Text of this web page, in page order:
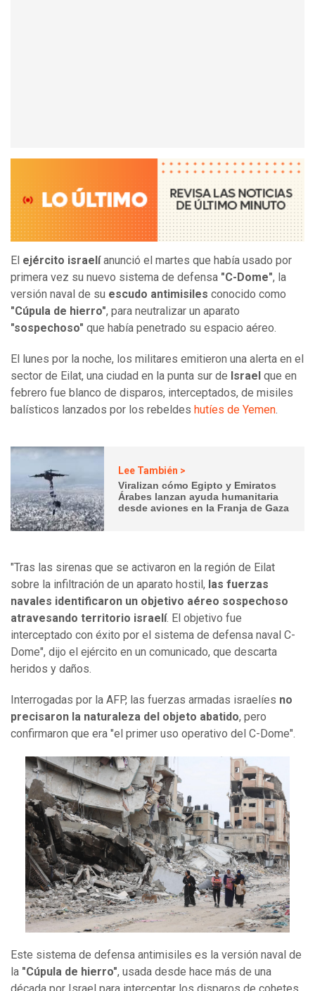
El ejército israelíanunció el martes que había usado por
primera vez su nuevo sistema de defensa "C-Dome", la
versión naval de su escudo antimisiles conocido como
"Cúpula de hierro", para neutralizar un aparato
"sospechoso" que había penetrado su espacio aéreo.
El lunes por la noche, los militares emitieron una alerta en el
sector de Eilat, una ciudad en la punta sur de Israel que en
febrero fue blanco de disparos, interceptados, de misiles
balísticos lanzados por los rebeldes hutíes de Yemen.
Lee También >
Viralizan cómo Egipto y Emiratos
Árabes lanzan ayuda humanitaria
desde aviones en la Franja de Gaza
"Tras las sirenas que se activaron en la región de Eilat
sobre la infiltración de un aparato hostil, las fuerzas
navales identificaron un objetivo aéreo sospechoso
atravesando territorio israelí. El objetivo fue
interceptado con éxito por el sistema de defensa naval C-
Dome", dijo el ejército en un comunicado, que descarta
heridos y daños.
Interrogadas por la AFP, las fuerzas armadas israelíes no
precisaron la naturaleza del objeto abatido, pero
confirmaron que era "el primer uso operativo del C-Dome".
Este sistema de defensa antimisiles es la versión naval de
la "Cúpula de hierro", usada desde hace más de una